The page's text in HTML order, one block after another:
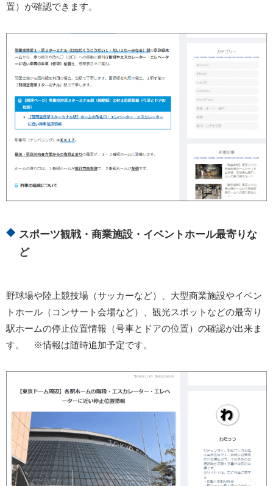
置）が確認できます。
スポーツ観戦・商業施設・イベントホール最寄りな
ど
野球場や陸上競技場（サッカーなど）、大型商業施設やイベン
トホール（コンサート会場など）、観光スポットなどの最寄り
駅ホームの停止位置情報（号車とドアの位置）の確認が出来ま
す。 ※情報は随時追加予定です。